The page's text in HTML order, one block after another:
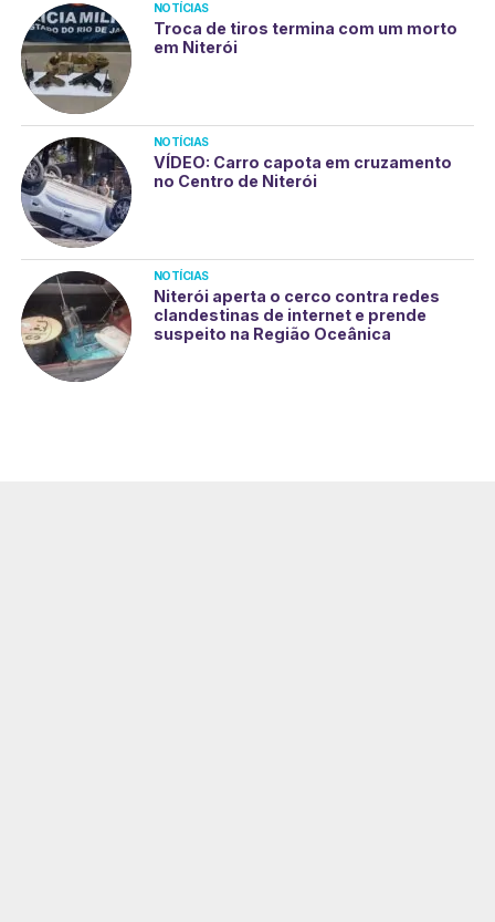
NOTÍCIAS
Troca de tiros termina com um morto
em Niterói
NOTÍCIAS
VÍDEO: Carro capota em cruzamento
no Centro de Niterói
NOTÍCIAS
Niterói aperta o cerco contra redes
clandestinas de internet e prende
suspeito na Região Oceânica